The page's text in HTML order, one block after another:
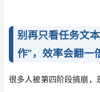
别再只看任务文
作”，效率会翻一
很多人被第四阶段搞崩，